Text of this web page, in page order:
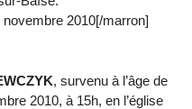
2010[/marron]
, survenu à l’âge de
2010, à 15h, en l’église